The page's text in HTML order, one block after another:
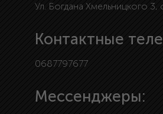
Ул. Богдана Хмельницкого
Контактные
0687797677
Мессенджеры: